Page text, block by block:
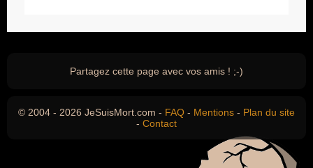
Partagez cette page avec vos amis ! ;-)
© 2004 - 2026 JeSuisMort.com - FAQ - Mentions - Plan du site
- Contact